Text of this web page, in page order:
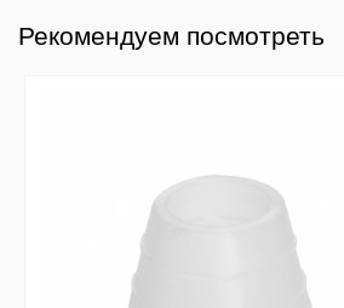
Рекомендуем посмотреть